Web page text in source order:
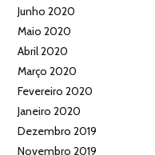
Junho 2020
Maio 2020
Abril 2020
Março 2020
Fevereiro 2020
Janeiro 2020
Dezembro 2019
Novembro 2019